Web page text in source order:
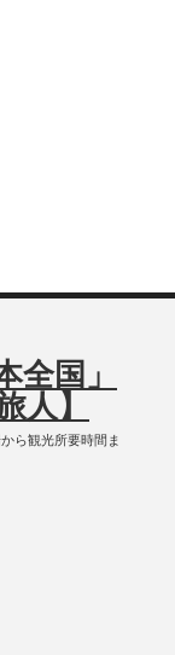
全国」
人】
ら観光所要時間ま